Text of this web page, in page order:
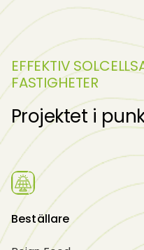
EFFEKTIV
FASTIGHETER
Projektet i
Beställare